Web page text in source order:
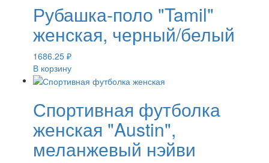
Рубашка-поло "Tamil"
женская, черный/белый
1686.25 ₽
В корзину
Спортивная футболка
женская "Austin",
меланжевый нэйви